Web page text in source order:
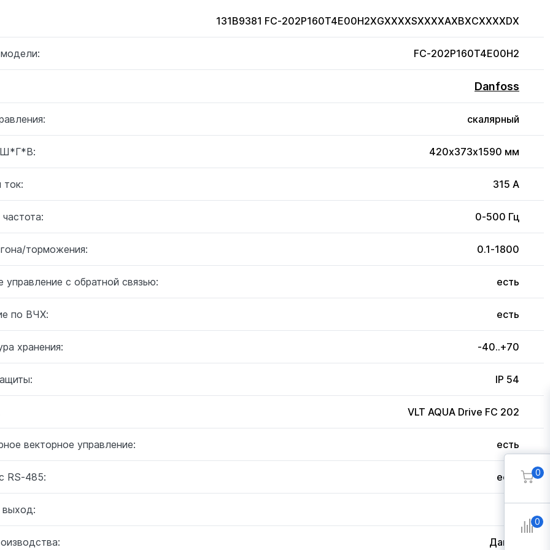
131B9381 FC-202P160T4E00H2XGXXXXSXXXXAXBXCXXXXDX
FC-202P160T4E00H2
Danfoss
скалярный
Ш*Г*В: 420x373x1590 мм
315 А
0-500 Гц
торможения: 0.1-1800
управление с обратной связью: есть
по ВЧХ: есть
хранения: -40..+70
IP 54
VLT AQUA Drive FC 202
векторное управление: есть
RS-485: есть
Дания
0
0